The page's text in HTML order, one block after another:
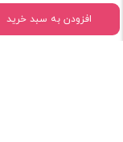
افزودن به سبد خرید
اطلاعات تماس